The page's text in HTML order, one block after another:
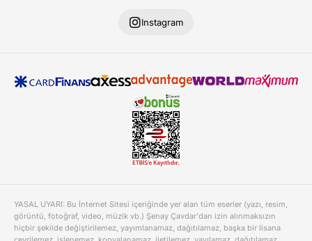
Instagram
YASAL UYARI: Bu İnternet Sitesi içeriğinde yer alan tüm eserler (yazı, resim,
görüntü, fotoğraf, video, müzik vb.) Şenay Çavdar'dan izin alınmaksızın
hiçbir şekilde değiştirilemez, yayımlanamaz, dağıtılamaz, başka bir lisana